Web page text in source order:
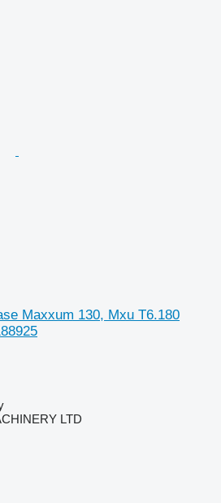
Maxxum 130, Mxu T6.180
LTD